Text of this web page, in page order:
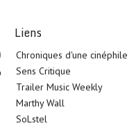
Liens
Chroniques d'une cinéphile
Sens Critique
Trailer Music Weekly
Marthy Wall
SoLstel